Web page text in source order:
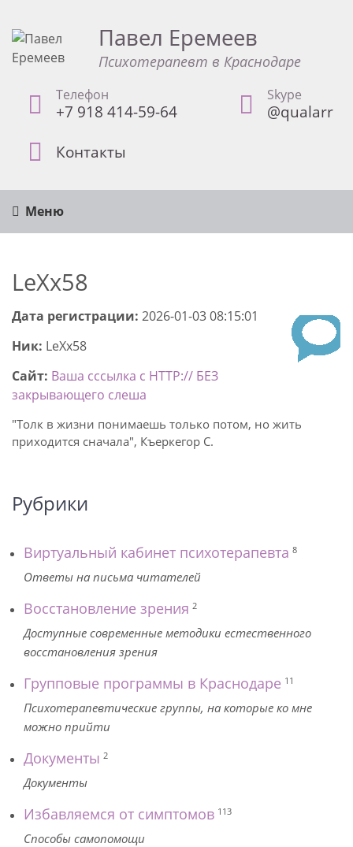
Павел Еремеев
Психотерапевт в Краснодаре
Телефон
+7 918 414-59-64
Skype
@qualarr
Контакты
Меню
LeXx58
Дата регистрации: 2026-01-03 08:15:01
Ник: LeXx58
Сайт: Ваша сссылка с HTTP:// БЕЗ
закрывающего слеша
"Толк в жизни понимаешь только потом, но жить
приходится сначала", Къеркегор С.
Рубрики
Виртуальный кабинет психотерапевта 8
Ответы на письма читателей
Восстановление зрения 2
Доступные современные методики естественного
восстановления зрения
Групповые программы в Краснодаре 11
Психотерапевтические группы, на которые ко мне
можно прийти
Документы 2
Документы
Избавляемся от симптомов 113
Способы самопомощи